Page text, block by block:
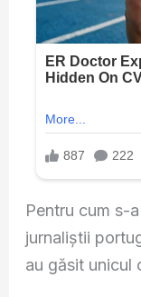
Pentru cum s-
jurnaliștii
au găsit unicul